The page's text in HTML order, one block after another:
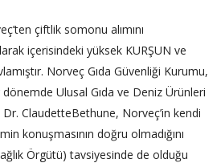
çiftlik somonu alımını
içerisindeki yüksek KURŞUN ve
Norveç Gıda Güvenliği Kurumu,
Ulusal Gıda ve Deniz Ürünleri
ClaudetteBethune, Norveç’in kendi
konuşmasının doğru olmadığını
Örgütü) tavsiyesinde de olduğu